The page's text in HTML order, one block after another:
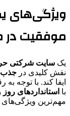
ویژگی‌های
موفقیت
یک سایت شرکتی
نقش کلیدی در جذب
ایفا کند. با توجه
با استانداردهای
مهم‌ترین